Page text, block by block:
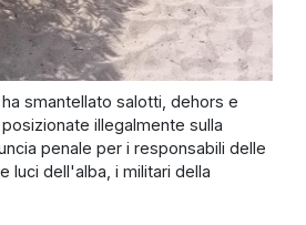
smantellato salotti, dehors e
illegalmente sulla
penale per i responsabili delle
luci dell'alba, i militari della